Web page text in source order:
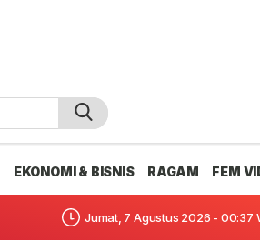
EKONOMI & BISNIS RAGAM FEM
Jumat, 7 Agustus 2026 - 00:37